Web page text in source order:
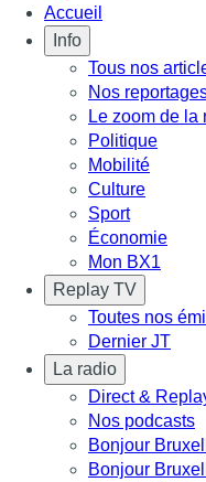
Accueil
Info
Tous nos
Nos
Le zoom de la
Politique
Mobilité
Culture
Sport
Économie
Mon BX1
Replay TV
Toutes nos
Dernier JT
La radio
Direct &
Nos podcasts
Bonjour
Bonjour